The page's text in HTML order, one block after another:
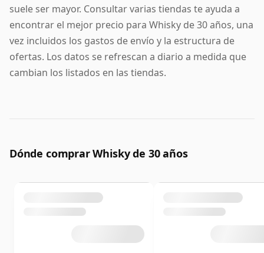
suele ser mayor. Consultar varias tiendas te ayuda a
encontrar el mejor precio para Whisky de 30 años, una
vez incluidos los gastos de envío y la estructura de
ofertas. Los datos se refrescan a diario a medida que
cambian los listados en las tiendas.
Dónde comprar Whisky de 30 años